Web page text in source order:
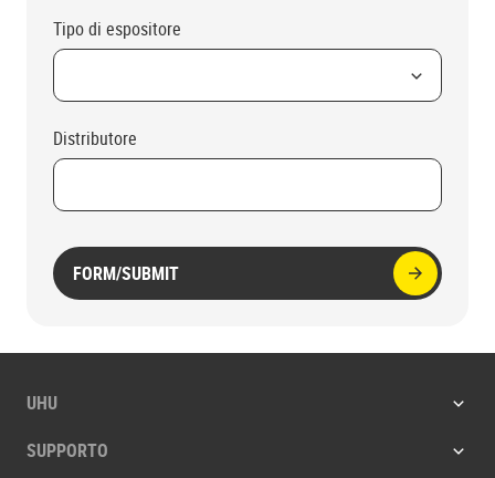
Tipo di espositore
Distributore
FORM/SUBMIT
UHU
SUPPORTO